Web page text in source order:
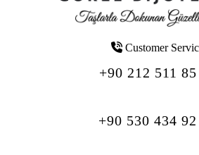
Customer
+90 212 511 85
+90 530 434